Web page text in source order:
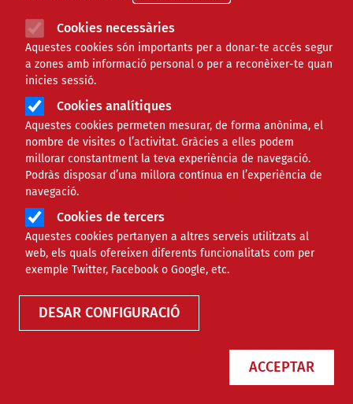
Cookies necessàries
Aquestes cookies són importants per a donar-te accés segur
a zones amb informació personal o per a reconèixer-te quan
inicies sessió.
Cookies analítiques
Aquestes cookies permeten mesurar, de forma anònima, el
nombre de visites o l’activitat. Gràcies a elles podem
millorar constantment la teva experiència de navegació.
Podràs disposar d’una millora contínua en l’experiència de
navegació.
Cookies de tercers
Aquestes cookies pertanyen a altres serveis utilitzats al
web, els quals ofereixen diferents funcionalitats com per
exemple Twitter, Facebook o Google, etc.
DESAR CONFIGURACIÓ
ACCEPTAR
Ofertes de feina
Webinars
Àmbit
Tot el que cal saber sobre la
fiscalitat de les festes majors
Comparteix
F
a
X Compartir en altres xarxes socials
20/06/2024
Entitat redactora